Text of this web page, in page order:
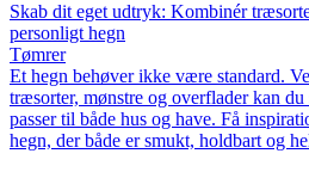
Skab dit eget udtryk: Kombinér
personligt hegn
Tømrer
Et hegn behøver ikke være standard.
træsorter, mønstre og overflader kan
passer til både hus og have. Få
hegn, der både er smukt, holdbart og